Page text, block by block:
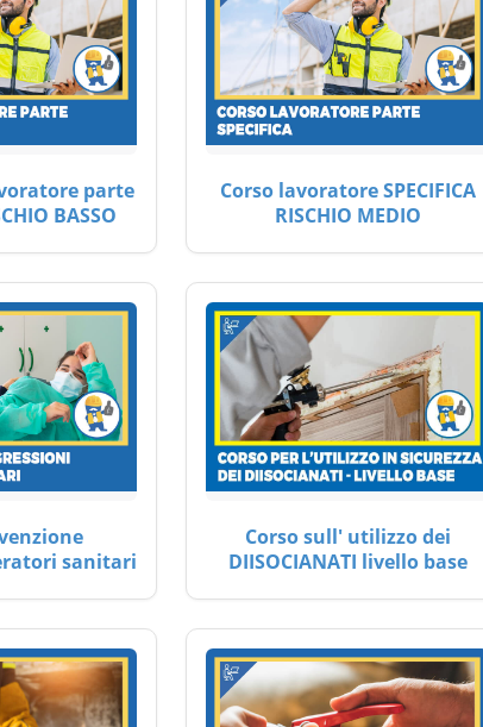
parte
BASSO
Corso lavoratore SPECIFICA
RISCHIO MEDIO
sanitari
Corso sull' utilizzo dei
DIISOCIANATI livello base